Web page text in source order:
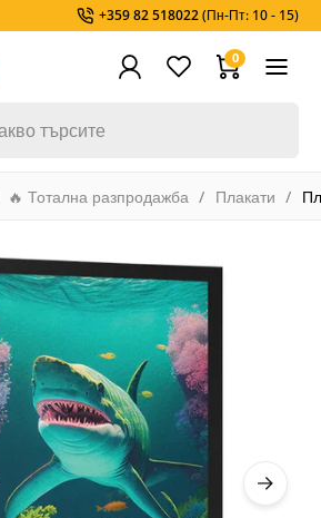
+359 82 518022(Пн-Пт: 10 - 15)
0
🔥 Тотална разпродажба Плакати